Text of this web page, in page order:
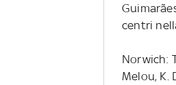
centri
Norwich:
Melou, K.